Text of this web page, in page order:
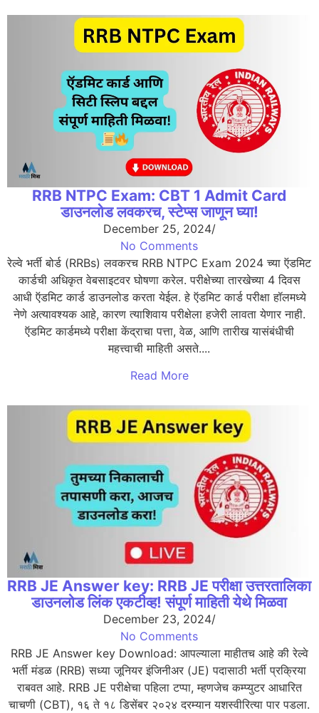
RRB NTPC Exam: CBT 1 Admit Card
डाउनलोड लवकरच, स्टेप्स जाणून घ्या!
December 25, 2024/
No Comments
रेल्वे भर्ती बोर्ड (RRBs) लवकरच RRB NTPC Exam 2024 च्या ऍडमिट
कार्डची अधिकृत वेबसाइटवर घोषणा करेल. परीक्षेच्या तारखेच्या 4 दिवस
आधी ऍडमिट कार्ड डाउनलोड करता येईल. हे ऍडमिट कार्ड परीक्षा हॉलमध्ये
नेणे अत्यावश्यक आहे, कारण त्याशिवाय परीक्षेला हजेरी लावता येणार नाही.
ऍडमिट कार्डमध्ये परीक्षा केंद्राचा पत्ता, वेळ, आणि तारीख यासंबंधीची
महत्त्वाची माहिती असते....
Read More
RRB JE Answer key: RRB JE परीक्षा उत्तरतालिका
डाउनलोड लिंक एकटीव्ह! संपूर्ण माहिती येथे मिळवा
December 23, 2024/
No Comments
RRB JE Answer key Download: आपल्याला माहीतच आहे की रेल्वे
भर्ती मंडळ (RRB) सध्या जूनियर इंजिनीअर (JE) पदासाठी भर्ती प्रक्रिया
राबवत आहे. RRB JE परीक्षेचा पहिला टप्पा, म्हणजेच कम्प्युटर आधारित
चाचणी (CBT), १६ ते १८ डिसेंबर २०२४ दरम्यान यशस्वीरित्या पार पडला.